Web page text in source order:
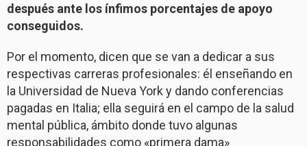
después ante los ínfimos porcentajes de apoyo
conseguidos.
Por el momento, dicen que se van a dedicar a sus
respectivas carreras profesionales: él enseñando en
la Universidad de Nueva York y dando conferencias
pagadas en Italia; ella seguirá en el campo de la salud
mental pública, ámbito donde tuvo algunas
responsabilidades como «primera dama»